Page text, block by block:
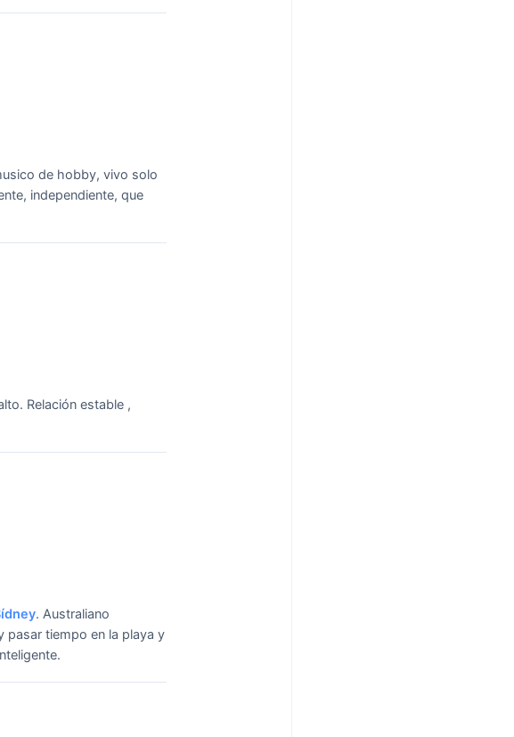
de hobby, vivo solo
independiente, que
Relación estable ,
. Australiano
pasar tiempo en la playa y